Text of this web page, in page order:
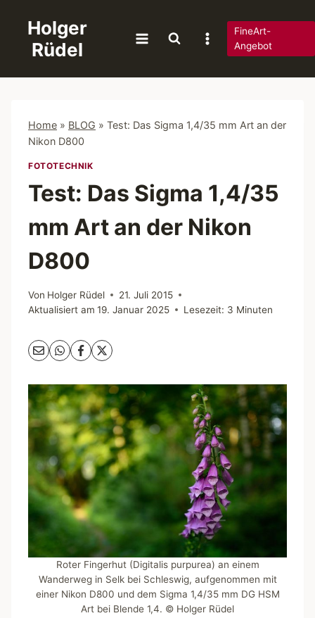
springen
Holger
Rüdel
FineArt-
Angebot
Home » BLOG » Test: Das Sigma 1,4/35 mm Art an der
Nikon D800
FOTOTECHNIK
Test: Das Sigma 1,4/35
mm Art an der Nikon
D800
Von Holger Rüdel
21. Juli 2015
Aktualisiert am 19. Januar 2025 Lesezeit: 3 Minuten
Roter Fingerhut (Digitalis purpurea) an einem
Wanderweg in Selk bei Schleswig, aufgenommen mit
einer Nikon D800 und dem Sigma 1,4/35 mm DG HSM
Art bei Blende 1,4. © Holger Rüdel